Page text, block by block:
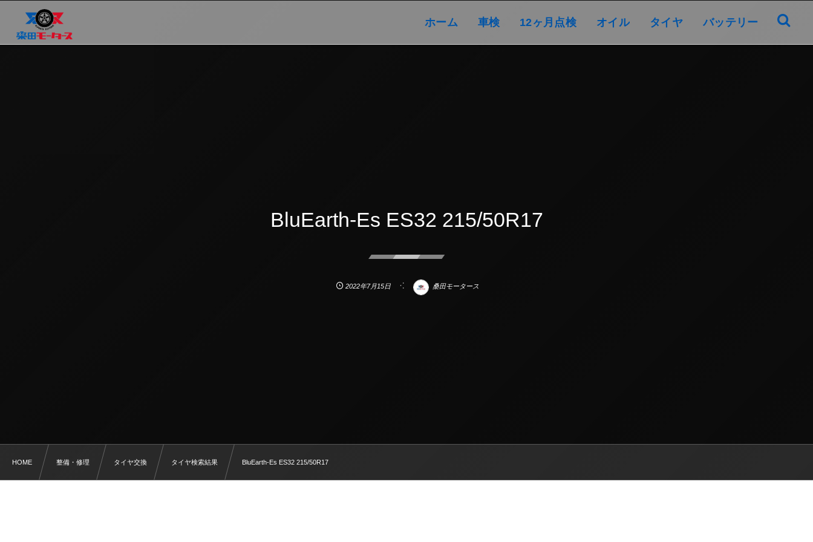
ホーム
ホーム 車検
車検 12ヶ月点検 オイル
オイル タイヤ
タイヤ バッテリー
バッテリー
BluEarth-Es ES32 215/50R17
2022年7月15日 桑田モータース
HOME 整備・修理 タイヤ交換 タイヤ検索結果 BluEarth-Es ES32 215/50R17